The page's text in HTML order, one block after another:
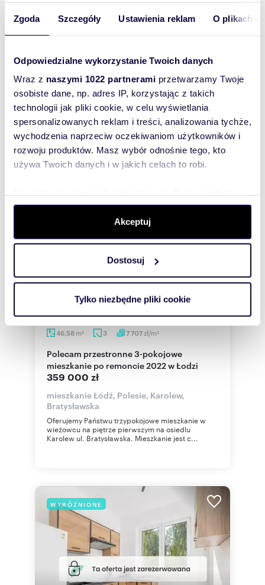
Zgoda Szczegóły Ustawienia reklam O plikach
Odpowiedzialne wykorzystanie Twoich danych
Wraz z naszymi 1022 partnerami przetwarzamy Twoje
osobiste dane, np. adres IP, korzystając z takich
technologii jak pliki cookie, w celu wyświetlania
spersonalizowanych reklam i treści, analizowania tychże,
wychodzenia naprzeciw oczekiwaniom użytkowników i
rozwoju produktów. Masz wybór odnośnie tego, kto
używa Twoich danych i w jakich celach to robi.
dane są przetwarzane oraz ustaw własne preferencje w
. W Deklaracji plików cookie możesz
zmienić lub wycofać swoją zgodę w dowolnej chwili.
Wykorzystujemy pliki cookie do spersonalizowania treści
i reklam, aby oferować funkcje społecznościowe i
korzystasz z naszej witryny, udostępniamy partnerom
Partnerzy mogą połączyć te informacje z innymi danymi
otrzymanymi od Ciebie lub uzyskanymi podczas
korzystania z ich usług.
Akceptuj
Dostosuj
Tylko niezbędne pliki cookie
mieszkanie Łódź, Polesie, Radwańska
Sprzedam pilnie mieszkanie, kawalerke w centrum
Łodzi przy Politechnice,obok park Poniatowskiego.
Kawalerka po remoncie, zamykan...
WYRÓŻNIONE
46,58 m2 3 7 707zł/m2
Polecam przestronne 3-pokojowe
mieszkanie po remoncie 2022 w Łodzi
359 000 zł
mieszkanie Łódź, Polesie, Karolew,
Bratysławska
Oferujemy Państwu trzypokojowe mieszkanie w
wieżowcu na piętrze pierwszym na osiedlu
Karolew ul. Bratysławska. Mieszkanie jest c...
WYRÓŻNIONE